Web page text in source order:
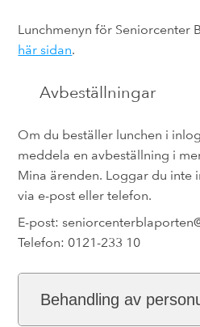
Lunchmenyn för Seniorcenter
här sidan.
Avbeställningar
Om du beställer lunchen i
meddela en avbeställning i
Mina ärenden. Loggar du inte
via e-post eller telefon.
E-post:
Telefon: 0121-233 10
Behandling av